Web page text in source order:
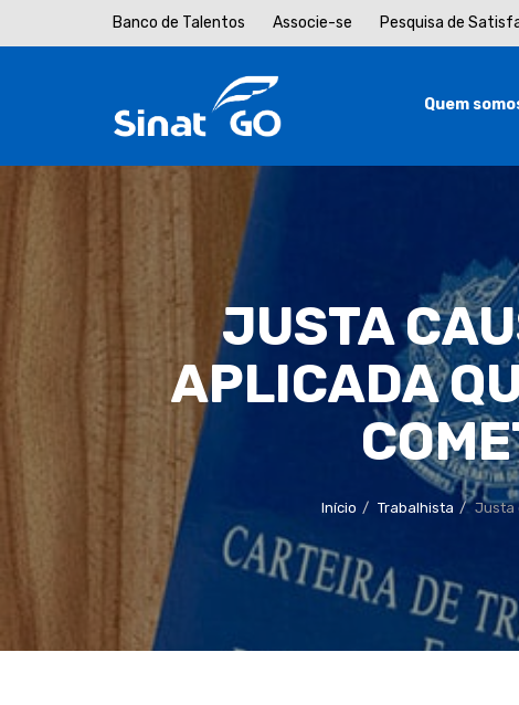
Banco de Talentos Associe-se Pesquisa de
Quem
JUSTA
APLICADA
Início Trabalhista Justa